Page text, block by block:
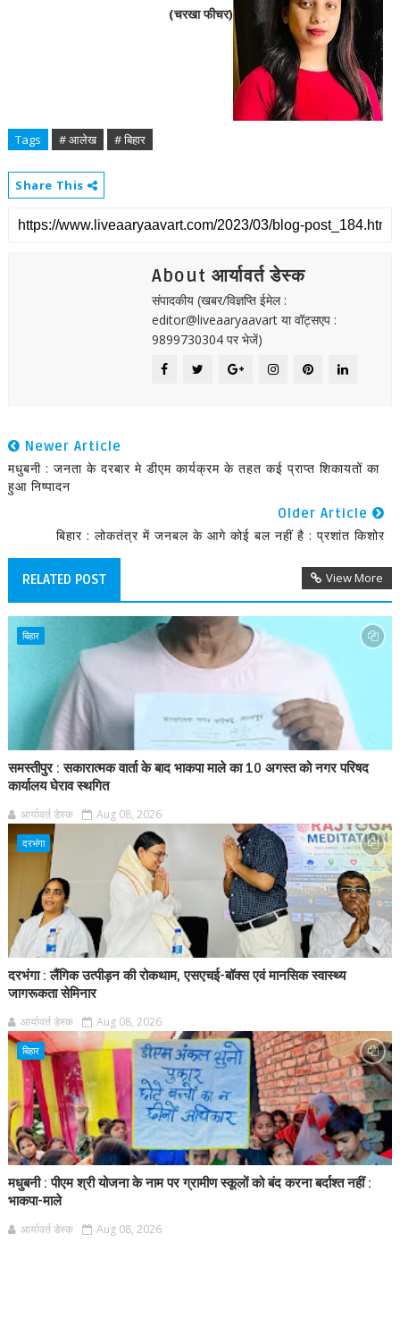
(चरखा फीचर)
Tags # आलेख # बिहार
Share This
About आर्यावर्त डेस्क
संपादकीय (खबर/विज्ञप्ति ईमेल :
editor@liveaaryaavart या वॉट्सएप :
9899730304 पर भेजें)
Newer Article
मधुबनी : जनता के दरबार मे डीएम कार्यक्रम के तहत कई प्राप्त शिकायतों का
हुआ निष्पादन
Older Article
बिहार : लोकतंत्र में जनबल के आगे कोई बल नहीं है : प्रशांत किशोर
RELATED POST View More
बिहार
समस्तीपुर : सकारात्मक वार्ता के बाद भाकपा माले का 10 अगस्त को नगर परिषद
कार्यालय घेराव स्थगित
आर्यावर्त डेस्क Aug 08, 2026
दरभंगा
दरभंगा : लैंगिक उत्पीड़न की रोकथाम, एसएचई-बॉक्स एवं मानसिक स्वास्थ्य
जागरूकता सेमिनार
आर्यावर्त डेस्क Aug 08, 2026
बिहार
मधुबनी : पीएम श्री योजना के नाम पर ग्रामीण स्कूलों को बंद करना बर्दाश्त नहीं :
भाकपा-माले
आर्यावर्त डेस्क Aug 08, 2026